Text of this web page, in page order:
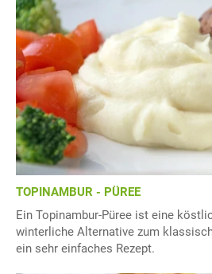
TOPINAMBUR - PÜREE
Ein Topinambur-Püree ist eine
winterliche Alternative zum
ein sehr einfaches Rezept.